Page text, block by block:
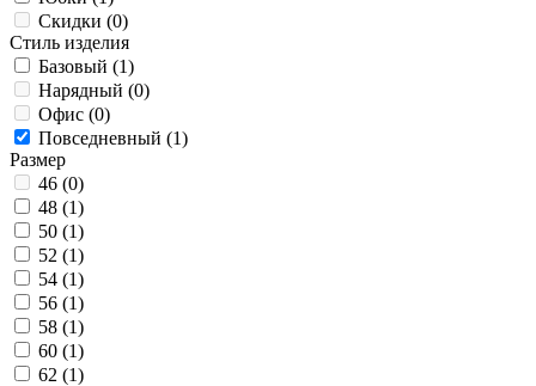
Скидки (0)
Стиль изделия
Базовый (1)
Нарядный (0)
Офис (0)
Повседневный (1)
Размер
46 (0)
48 (1)
50 (1)
52 (1)
54 (1)
56 (1)
58 (1)
60 (1)
62 (1)